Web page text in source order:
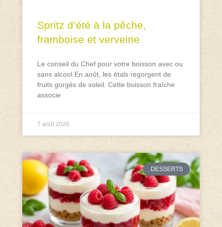
Spritz d’été à la pêche,
framboise et verveine
Le conseil du Chef pour votre boisson avec ou
sans alcool En août, les étals regorgent de
fruits gorgés de soleil. Cette boisson fraîche
associe
7 août 2026
DESSERTS